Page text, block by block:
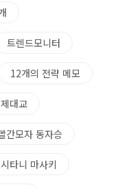
트렌드모니터
12개의 전략 메모
대교
간모자 동자승
타니 마사키